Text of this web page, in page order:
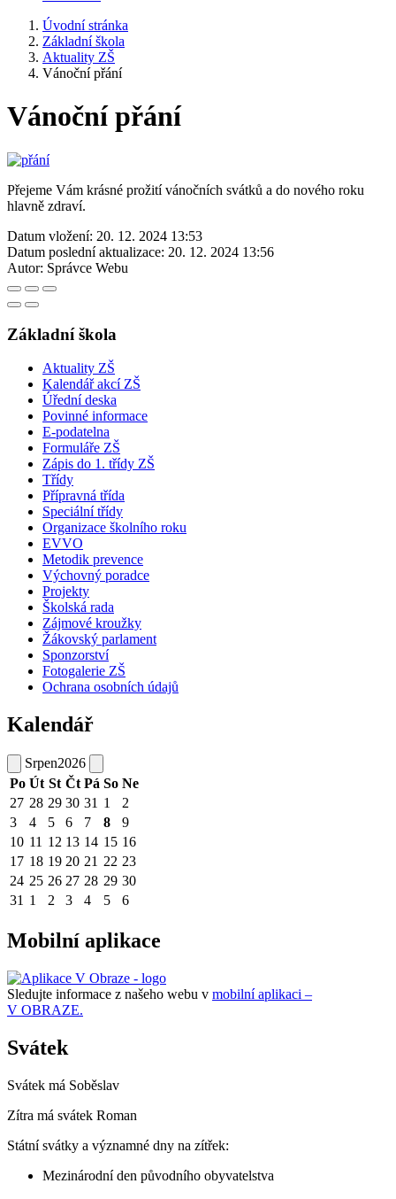
Úvodní stránka
Základní škola
Aktuality ZŠ
Vánoční přání
Vánoční přání
Přejeme Vám krásné prožití vánočních svátků a do nového roku
hlavně zdraví.
Datum vložení: 20. 12. 2024 13:53
Datum poslední aktualizace: 20. 12. 2024 13:56
Autor: Správce Webu
Základní škola
Aktuality ZŠ
Kalendář akcí ZŠ
Úřední deska
Povinné informace
E-podatelna
Formuláře ZŠ
Zápis do 1. třídy ZŠ
Třídy
Přípravná třída
Speciální třídy
Organizace školního roku
EVVO
Metodik prevence
Výchovný poradce
Projekty
Školská rada
Zájmové kroužky
Žákovský parlament
Sponzorství
Fotogalerie ZŠ
Ochrana osobních údajů
Kalendář
Srpen2026
Po Út St Čt Pá So Ne
27 28 29 30 31 1
2
3
4 5 6 7 8
9
10 11 12 13 14 15 16
17 18 19 20 21 22 23
24 25 26 27 28 29 30
31 1 2 3 4 5 6
Mobilní aplikace
Sledujte informace z našeho webu v mobilní aplikaci –
V OBRAZE.
Svátek
Svátek má Soběslav
Zítra má svátek Roman
Státní svátky a významné dny na zítřek:
Mezinárodní den původního obyvatelstva